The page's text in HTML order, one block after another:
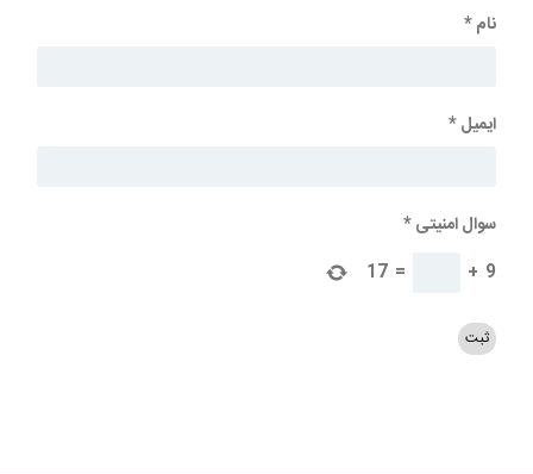
نام*
ایمیل*
سوال امنیتی*
9
+
=
17